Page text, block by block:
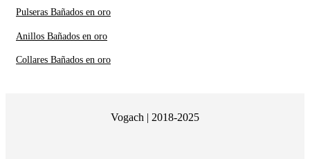
Pulseras Bañados en oro
Anillos Bañados en oro
Collares Bañados en oro
Vogach | 2018-2025